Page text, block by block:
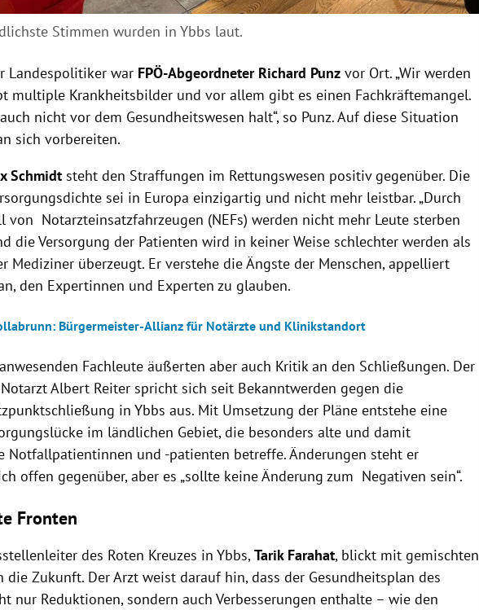
Stimmen wurden in Ybbs laut.
Landespolitiker war FPÖ-Abgeordneter Richard Punz vor Ort. „Wir werden
multiple Krankheitsbilder und vor allem gibt es einen Fachkräftemangel.
nicht vor dem Gesundheitswesen halt“, so Punz. Auf diese Situation
sich vorbereiten.
Schmidt steht den Straffungen im Rettungswesen positiv gegenüber. Die
sei in Europa einzigartig und nicht mehr leistbar. „Durch
von Notarzteinsatzfahrzeugen (NEFs) werden nicht mehr Leute sterben
die Versorgung der Patienten wird in keiner Weise schlechter werden als
Mediziner überzeugt. Er verstehe die Ängste der Menschen, appelliert
den Expertinnen und Experten zu glauben.
Bürgermeister-Allianz für Notärzte und Klinikstandort
Fachleute äußerten aber auch Kritik an den Schließungen. Der
Albert Reiter spricht sich seit Bekanntwerden gegen die
in Ybbs aus. Mit Umsetzung der Pläne entstehe eine
im ländlichen Gebiet, die besonders alte und damit
Notfallpatientinnen und -patienten betreffe. Änderungen steht er
offen gegenüber, aber es „sollte keine Änderung zum Negativen sein“.
Fronten
des Roten Kreuzes in Ybbs,Tarik Farahat, blickt mit gemischten
die Zukunft. Der Arzt weist darauf hin, dass der Gesundheitsplan des
nur Reduktionen, sondern auch Verbesserungen enthalte – wie den